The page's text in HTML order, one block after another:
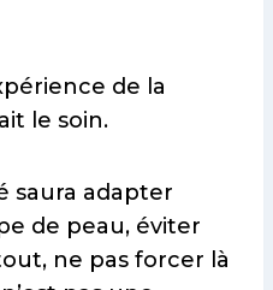
de la
le soin.
saura adapter
de peau, éviter
ne pas forcer là